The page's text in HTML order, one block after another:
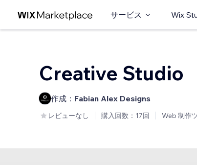
サービス Wix
Creative Studio
作成： Fabian Alex Designs
レビューなし 購入回数：17回 Web 制作